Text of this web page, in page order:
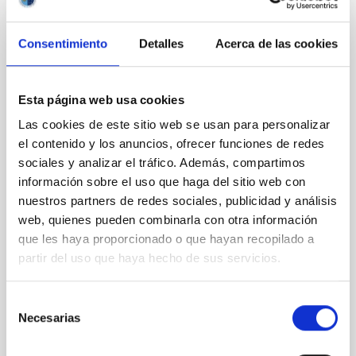
Consentimiento Detalles Acerca de las cookies
Esta página web usa cookies
Las cookies de este sitio web se usan para personalizar
el contenido y los anuncios, ofrecer funciones de redes
sociales y analizar el tráfico. Además, compartimos
información sobre el uso que haga del sitio web con
nuestros partners de redes sociales, publicidad y análisis
web, quienes pueden combinarla con otra información
que les haya proporcionado o que hayan recopilado a
partir del uso que haya hecho de sus servicios.
Necesarias
NOTA DE PRENSA
Las galaxias enanas, clave para entender
los límites del modelo del Universo
Las galaxias más pequeñas del cosmos están
la astrofísica actual. Un equipo de investigadoras de
la Universidad de La Laguna (ULL) y del Instituto de
Astrofísica de Canarias (IAC) analiza estos sistemas
diminutos para comprender por qué no siempre
encajan en las predicciones del modelo cosmológico
estándar. El trabajo se desarrolla en el marco del
proyecto INGENIO, financiado por la Agencia Estatal